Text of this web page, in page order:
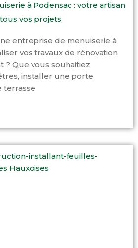
à Podensac : votre artisan
vos projets
entreprise de menuiserie à
vos travaux de rénovation
? Que vous souhaitiez
installer une porte
terrasse